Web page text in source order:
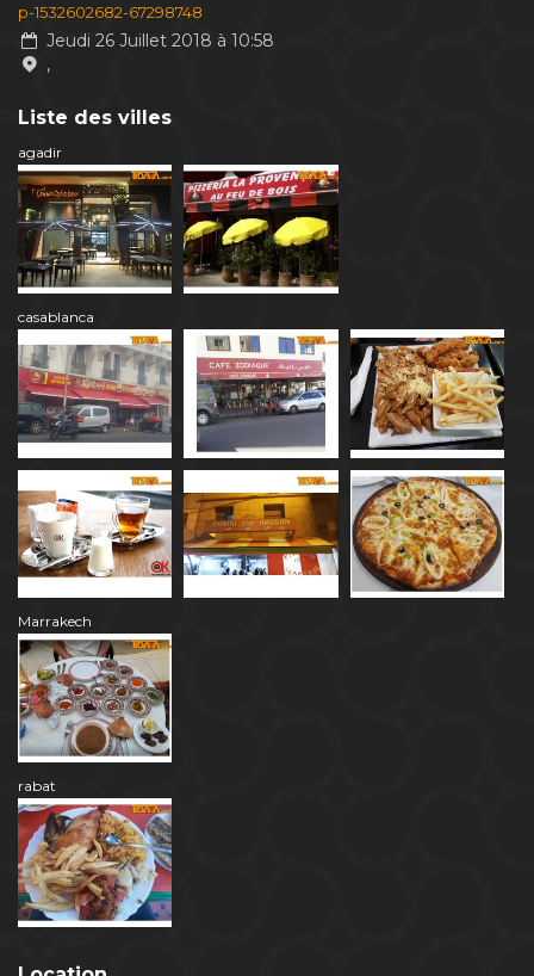
p-1532602682-67298748
Jeudi 26 Juillet 2018 à 10:58
,
Liste des villes
agadir
casablanca
Marrakech
rabat